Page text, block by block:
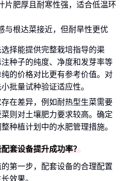
片肥厚且耐寒性强，适合低温环
与根达菜接近，但耐旱性更优
择能提供完整栽培指导的渠
种子的纯度、净度和发芽率等
的价格对比更有参考价值。对
批量试种验证适应性。
在差异，例如耐热型生菜需要
则对土壤肥力要求较高。确定
种植计划中的水肥管理措施。
套设备提升成功率？
第一步，配套设备的合理配置
效果。